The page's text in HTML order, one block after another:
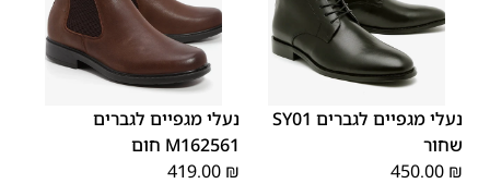
40
41
42
43
נעלי מגפיים לגברים SY01
שחור
450.00 ₪
40
41
42
43
נעלי מגפיים לגברים
M162561 חום
419.00 ₪